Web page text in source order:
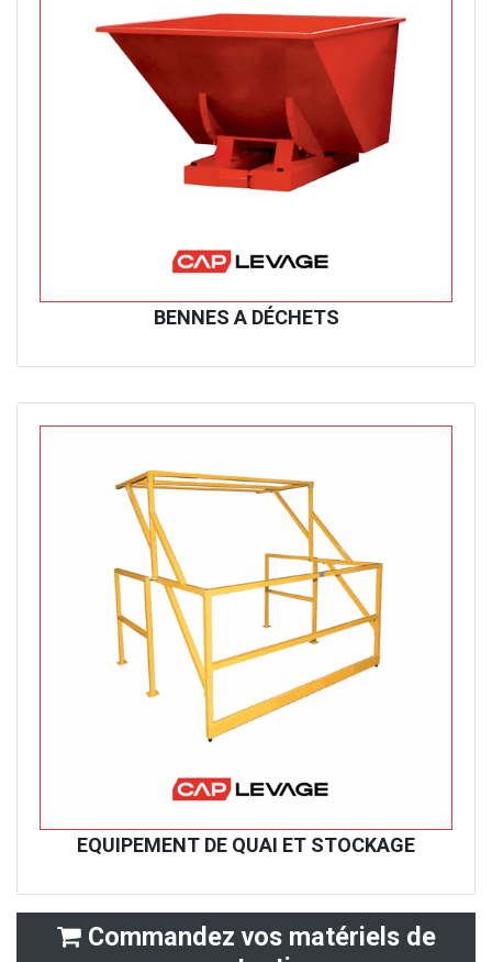
BENNES A DÉCHETS
EQUIPEMENT DE QUAI ET STOCKAGE
Commandez vos matériels de